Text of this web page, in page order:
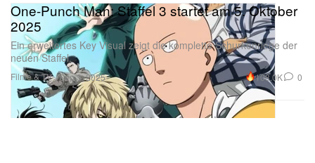
Filme & TV
One-Punch Man: Staffel 3 startet am 5. Oktober
2025
Ein erweitertes Key Visual zeigt die komplette Schurkenriege der
neuen Staffel.
Sep 3, 2025 108.0K 0